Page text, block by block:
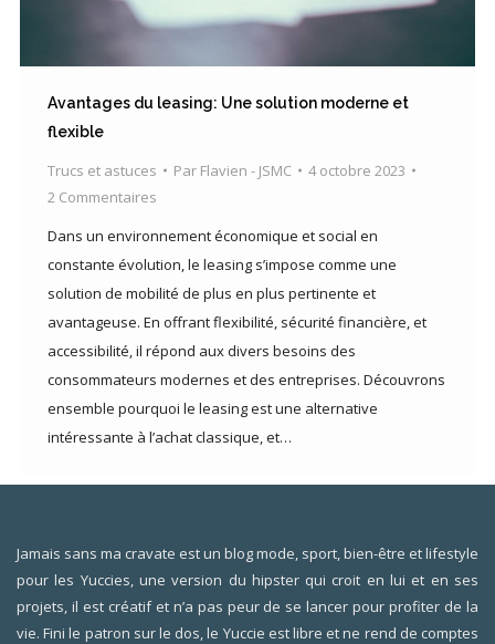
Avantages du leasing: Une solution moderne et
flexible
Trucs et astuces Par Flavien - JSMC
4 octobre 2023
2 Commentaires
Dans un environnement économique et social en
constante évolution, le leasing s’impose comme une
solution de mobilité de plus en plus pertinente et
avantageuse. En offrant flexibilité, sécurité financière, et
accessibilité, il répond aux divers besoins des
consommateurs modernes et des entreprises. Découvrons
ensemble pourquoi le leasing est une alternative
intéressante à l’achat classique, et…
Jamais sans ma cravate est un blog mode, sport, bien-être et lifestyle
pour les Yuccies, une version du hipster qui croit en lui et en ses
projets, il est créatif et n’a pas peur de se lancer pour profiter de la
vie. Fini le patron sur le dos, le Yuccie est libre et ne rend de comptes